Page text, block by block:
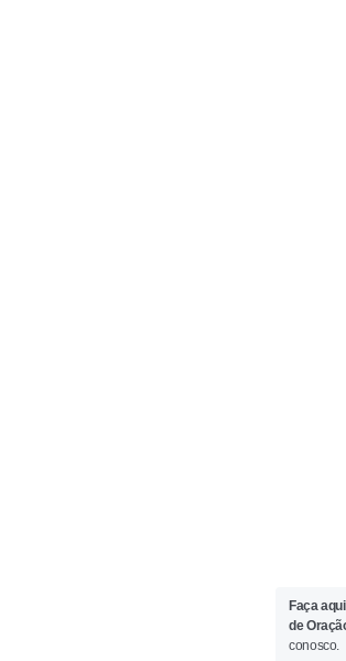
Faça
de
conosco.